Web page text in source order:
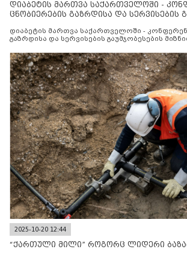
დიაბეტის მართვა საქართველოში -
ცნობიერების გაზრდისა და სერვისების
დიაბეტის მართვა საქართველოში -
გაზრდისა და სერვისების გაუმჯობესების
2025-10-20 12:44
“ქართული მილი” როგორც ლიდერი